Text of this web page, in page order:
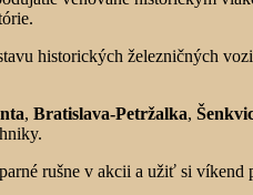
historických železničných
, Bratislava-Petržalka,
rušne v akcii a užiť si víkend